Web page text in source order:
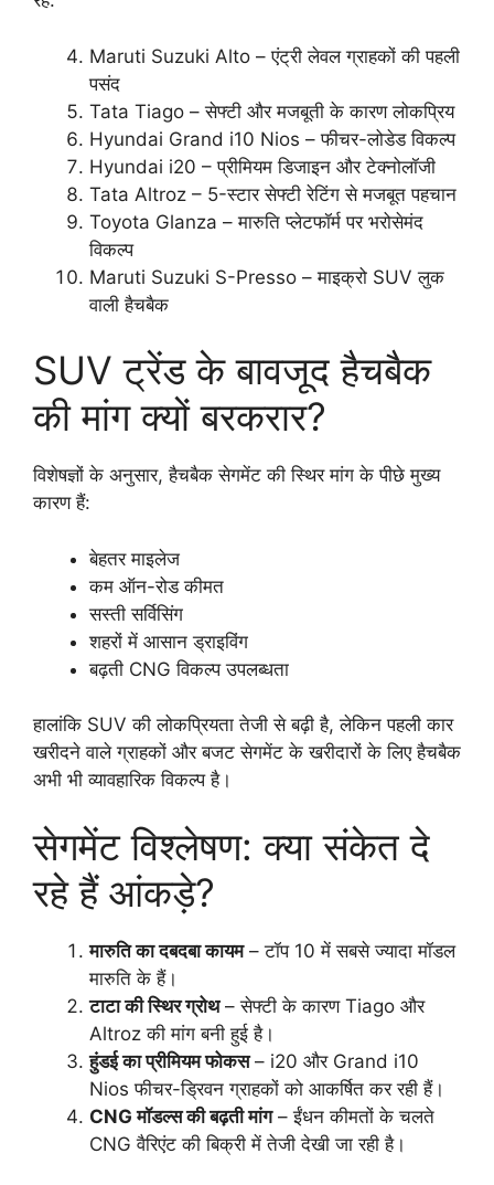
Maruti Suzuki Alto – एंट्री लेवल ग्राहकों की पहली
पसंद
Tata Tiago – सेफ्टी और मजबूती के कारण लोकप्रिय
Hyundai Grand i10 Nios – फीचर-लोडेड विकल्प
Hyundai i20 – प्रीमियम डिजाइन और टेक्नोलॉजी
Tata Altroz – 5-स्टार सेफ्टी रेटिंग से मजबूत पहचान
Toyota Glanza – मारुति प्लेटफॉर्म पर भरोसेमंद
विकल्प
Maruti Suzuki S-Presso – माइक्रो SUV लुक
वाली हैचबैक
SUV ट्रेंड के बावजूद हैचबैक
की मांग क्यों बरकरार?
विशेषज्ञों के अनुसार, हैचबैक सेगमेंट की स्थिर मांग के पीछे मुख्य
कारण हैं:
बेहतर माइलेज
कम ऑन-रोड कीमत
सस्ती सर्विसिंग
शहरों में आसान ड्राइविंग
बढ़ती CNG विकल्प उपलब्धता
हालांकि SUV की लोकप्रियता तेजी से बढ़ी है, लेकिन पहली कार
खरीदने वाले ग्राहकों और बजट सेगमेंट के खरीदारों के लिए हैचबैक
अभी भी व्यावहारिक विकल्प है।
सेगमेंट विश्लेषण: क्या संकेत दे
रहे हैं आंकड़े?
मारुति का दबदबा कायम– टॉप 10 में सबसे ज्यादा मॉडल
मारुति के हैं।
टाटा की स्थिर ग्रोथ– सेफ्टी के कारण Tiago और
Altroz की मांग बनी हुई है।
हुंडई का प्रीमियम फोकस– i20 और Grand i10
Nios फीचर-ड्रिवन ग्राहकों को आकर्षित कर रही हैं।
CNG मॉडल्स की बढ़ती मांग– ईंधन कीमतों के चलते
CNG वैरिएंट की बिक्री में तेजी देखी जा रही है।